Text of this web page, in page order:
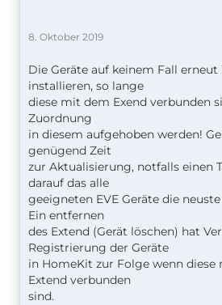
8. Oktober 2019
Die Geräte auf keinem Fall
installieren, so lange
diese mit dem Exend verbunden
Zuordnung
in diesem aufgehoben werden!
genügend Zeit
zur Aktualisierung, notfalls einen
darauf das alle
geeigneten EVE Geräte die
Ein entfernen
des Extend (Gerät löschen) hat
Registrierung der Geräte
in HomeKit zur Folge wenn diese
Extend verbunden
sind.